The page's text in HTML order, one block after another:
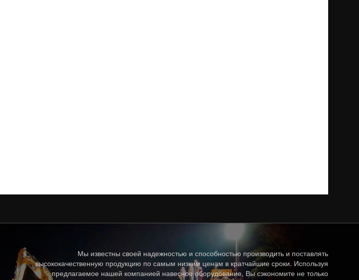
Мы известны своей надежностью и способностью производить и поставлять
высококачественную продукцию по самым низким ценам в кратчайшие сроки. Используя
предлагаемое нашей компанией навесное оборудование, Вы сэкономите не только